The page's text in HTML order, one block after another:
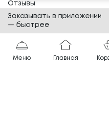
Отзывы
Банкеты
Вопросы и ответы
Меню Главная
Заказывать в приложении
— быстрее